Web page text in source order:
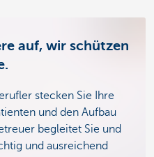
auf, wir schützen
stecken Sie Ihre
und den Aufbau
begleitet Sie und
und ausreichend